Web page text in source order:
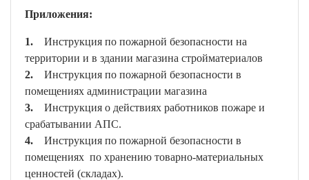
Приложения:
1. Инструкция по пожарной безопасности на
территории и в здании магазина стройматериалов
2. Инструкция по пожарной безопасности в
помещениях администрации магазина
3. Инструкция о действиях работников пожаре и
срабатывании АПС.
4.
Инструкция по пожарной безопасности в
помещениях по хранению товарно-материальных
ценностей (складах).